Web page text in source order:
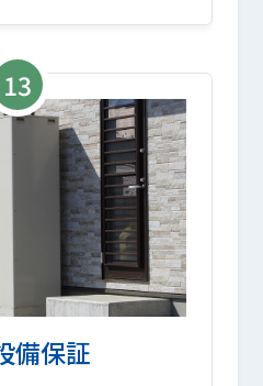
13
備保証